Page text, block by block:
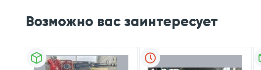
Возможно вас заинтересует